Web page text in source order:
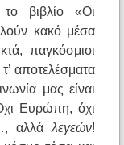
βιβλίο «Οι
κακό μέσα
παγκόσμιοι
αποτελέσματα
μας είναι
Ευρώπη, όχι
αλλά λεγεών!